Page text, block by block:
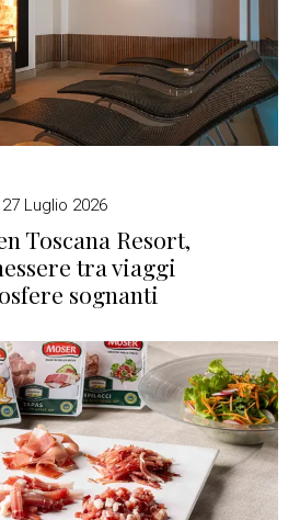
27 Luglio 2026
Toscana Resort,
tra viaggi
sognanti